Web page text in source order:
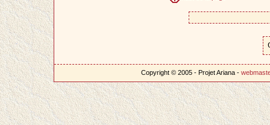
Copyright © 2005 - Projet Ariana -